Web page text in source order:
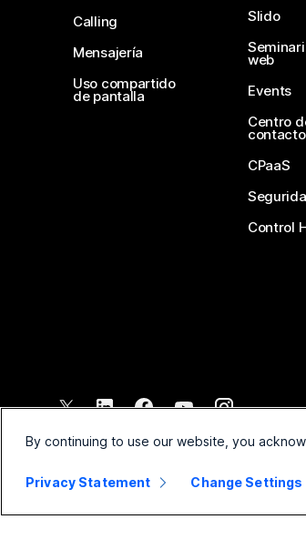
Calling
Mensajería
Uso compartido
de pantalla
Slido
web
Events
Centro
CPaaS
Control
2026 Cisco y/o sus filiales. Todos los
By continuing to use our website, you
Privacy Statement Change Settings